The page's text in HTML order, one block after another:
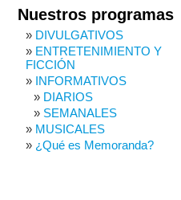
Nuestros programas
DIVULGATIVOS
ENTRETENIMIENTO Y
FICCIÓN
INFORMATIVOS
DIARIOS
SEMANALES
MUSICALES
¿Qué es Memoranda?